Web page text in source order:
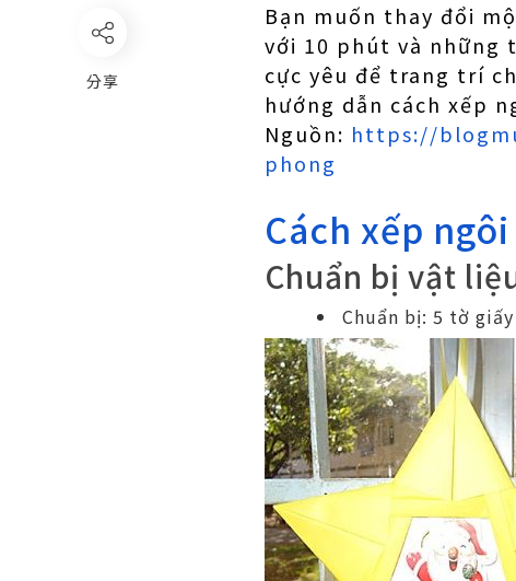
分享
Bạn muốn thay đổi
với 10 phút và những
cực yêu để trang trí
hướng dẫn cách xếp
Nguồn: https://
phong
Cách xếp
Chuẩn bị vật
Chuẩn bị: 5 tờ